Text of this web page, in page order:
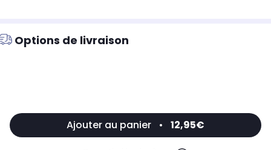
Options de livraison
Ajouter au panier • 12,95€